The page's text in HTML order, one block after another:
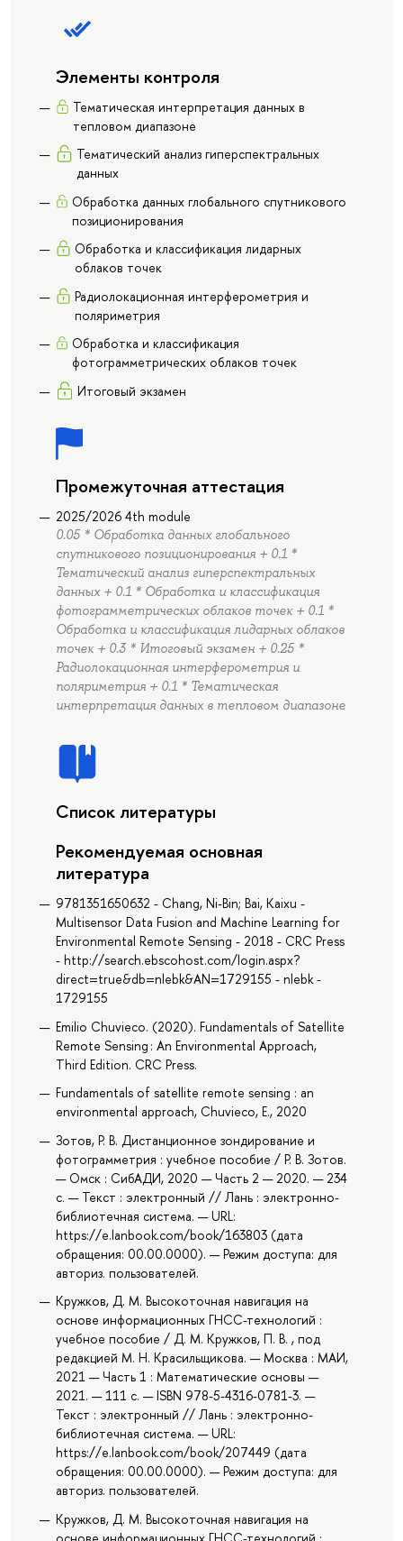
Элементы контроля
Тематическая интерпретация данных в
тепловом диапазоне
Тематический анализ гиперспектральных
данных
Обработка данных глобального спутникового
позиционирования
Обработка и классификация лидарных
облаков точек
Радиолокационная интерферометрия и
поляриметрия
Обработка и классификация
фотограмметрических облаков точек
Итоговый экзамен
Промежуточная аттестация
2025/2026 4th module
0.05 * Обработка данных глобального
спутникового позиционирования + 0.1 *
Тематический анализ гиперспектральных
данных + 0.1 * Обработка и классификация
фотограмметрических облаков точек + 0.1 *
Обработка и классификация лидарных облаков
точек + 0.3 * Итоговый экзамен + 0.25 *
Радиолокационная интерферометрия и
поляриметрия + 0.1 * Тематическая
интерпретация данных в тепловом диапазоне
Список литературы
Рекомендуемая основная
литература
9781351650632 - Chang, Ni-Bin; Bai, Kaixu -
Multisensor Data Fusion and Machine Learning for
Environmental Remote Sensing - 2018 - CRC Press
- http://search.ebscohost.com/login.aspx?
direct=true&db=nlebk&AN=1729155 - nlebk -
1729155
Emilio Chuvieco. (2020). Fundamentals of Satellite
Remote Sensing : An Environmental Approach,
Third Edition. CRC Press.
Fundamentals of satellite remote sensing : an
environmental approach, Chuvieco, E., 2020
Зотов, Р. В. Дистанционное зондирование и
фотограмметрия : учебное пособие / Р. В. Зотов.
— Омск : СибАДИ, 2020 — Часть 2 — 2020. — 234
с. — Текст : электронный // Лань : электронно-
библиотечная система. — URL:
https://e.lanbook.com/book/163803 (дата
обращения: 00.00.0000). — Режим доступа: для
авториз. пользователей.
Кружков, Д. М. Высокоточная навигация на
основе информационных ГНСС-технологий :
учебное пособие / Д. М. Кружков, П. В. , под
редакцией М. Н. Красильщикова. — Москва : МАИ,
2021 — Часть 1 : Математические основы —
2021. — 111 с. — ISBN 978-5-4316-0781-3. —
Текст : электронный // Лань : электронно-
библиотечная система. — URL:
https://e.lanbook.com/book/207449 (дата
обращения: 00.00.0000). — Режим доступа: для
авториз. пользователей.
Кружков, Д. М. Высокоточная навигация на